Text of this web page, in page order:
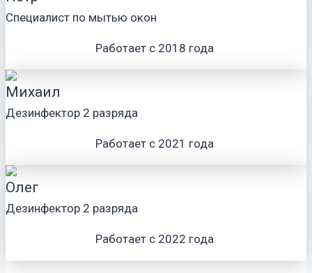
Специалист по мытью окон
Работает с 2018 года
Михаил
Дезинфектор 2 разряда
Работает с 2021 года
Олег
Дезинфектор 2 разряда
Работает с 2022 года